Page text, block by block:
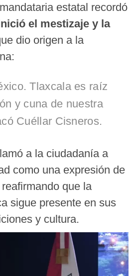
estatal recordó
el mestizaje y la
dio origen a la
Tlaxcala es raíz
y cuna de nuestra
Cuéllar Cisneros.
a la ciudadanía a
como una expresión de
que la
sigue presente en sus
y cultura.